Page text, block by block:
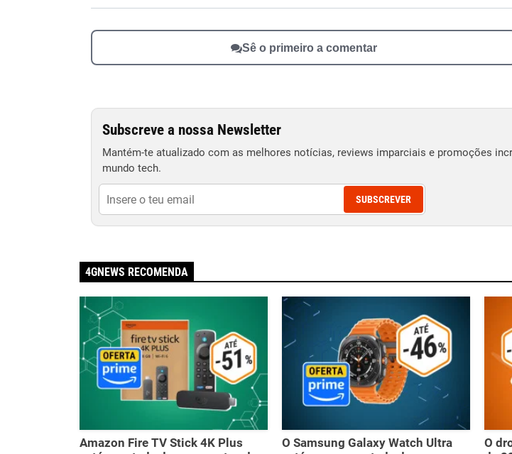
Sê o primeiro a comentar
Subscreve a nossa Newsletter
Mantém-te atualizado com as melhores notícias, reviews imparciais e promoções
mundo tech.
SUBSCREVER
4GNEWS RECOMENDA
Amazon Fire TV Stick 4K Plus
O Samsung Galaxy Watch Ultra
O